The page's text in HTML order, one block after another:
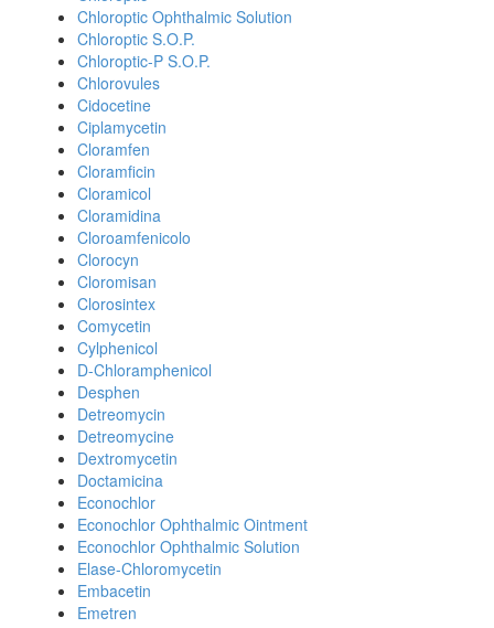
Chloroptic Ophthalmic Solution
Chloroptic S.O.P.
Chloroptic-P S.O.P.
Chlorovules
Cidocetine
Ciplamycetin
Cloramfen
Cloramficin
Cloramicol
Cloramidina
Cloroamfenicolo
Clorocyn
Cloromisan
Clorosintex
Comycetin
Cylphenicol
D-Chloramphenicol
Desphen
Detreomycin
Detreomycine
Dextromycetin
Doctamicina
Econochlor
Econochlor Ophthalmic Ointment
Econochlor Ophthalmic Solution
Elase-Chloromycetin
Embacetin
Emetren